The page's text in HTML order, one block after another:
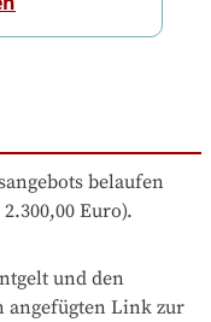
belaufen
2.300,00 Euro).
und den
angefügten Link zur